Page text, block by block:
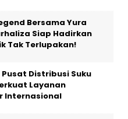
Bersama Yura
Siap Hadirkan
Tak Terlupakan!
Distribusi Suku
Layanan
Internasional